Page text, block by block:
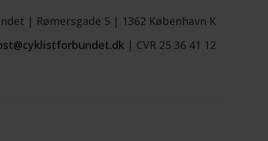
| Rømersgade 5 | 1362 København K
| CVR 25 36 41 12